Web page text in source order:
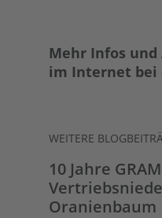
Mehr Infos und
im Internet bei
WEITERE
10 Jahre
Oranienbaum